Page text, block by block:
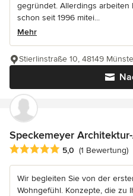
gegründet. Allerdings arbeiten
schon seit 1996 mitei...
Mehr
Stierlinstraße 10, 48149
Speckemeyer
Durchschnittliche Bewertung:
5,0 (1 Bewertung)
Wir begleiten Sie von der
Wohngefühl. Konzepte, die zu